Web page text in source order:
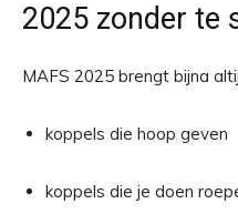
2025 zonder te
MAFS 2025 brengt bijna
koppels die hoop geven
koppels die je doen